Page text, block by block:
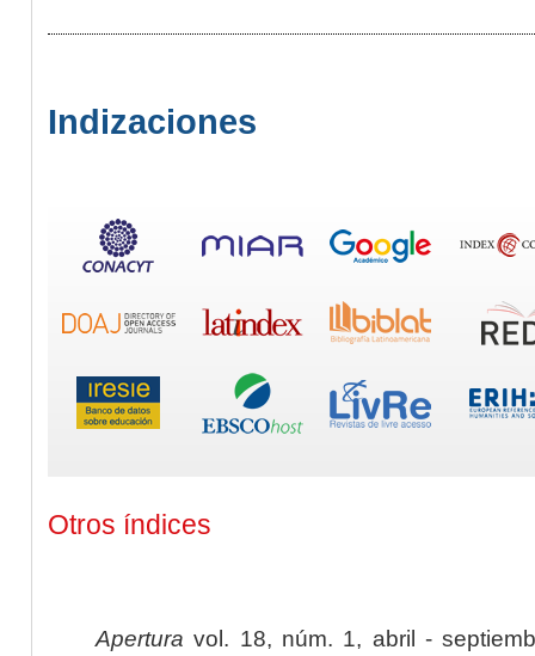
Indizaciones
Otros índices
Apertura vol. 18, núm. 1, abril -